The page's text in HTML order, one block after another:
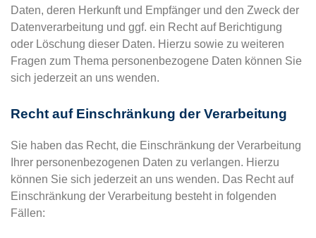
Daten, deren Herkunft und Empfänger und den Zweck der
Datenverarbeitung und ggf. ein Recht auf Berichtigung
oder Löschung dieser Daten. Hierzu sowie zu weiteren
Fragen zum Thema personenbezogene Daten können Sie
sich jederzeit an uns wenden.
Recht auf Einschränkung der Verarbeitung
Sie haben das Recht, die Einschränkung der Verarbeitung
Ihrer personenbezogenen Daten zu verlangen. Hierzu
können Sie sich jederzeit an uns wenden. Das Recht auf
Einschränkung der Verarbeitung besteht in folgenden
Fällen: